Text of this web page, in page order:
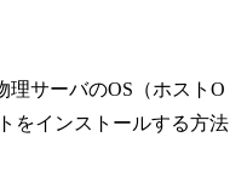
理サーバのOS（ホストO
をインストールする方法